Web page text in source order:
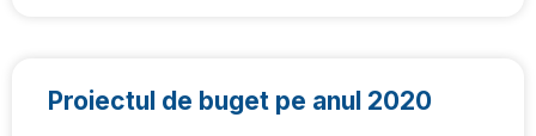
Proiectul de buget pe anul 2020